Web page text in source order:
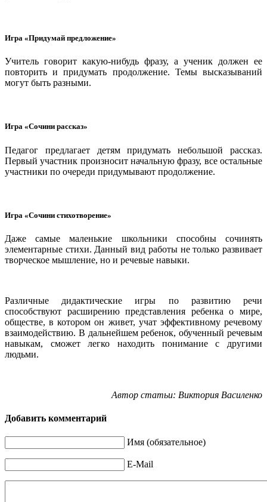
Игра «Придумай предложение»
Учитель говорит какую-нибудь фразу, а ученик должен ее
повторить и придумать продолжение. Темы высказываний
могут быть разными.
Игра «Сочини рассказ»
Педагог предлагает детям придумать небольшой рассказ.
Первый участник произносит начальную фразу, все остальные
участники по очереди придумывают продолжение.
Игра «Сочини стихотворение»
Даже самые маленькие школьники способны сочинять
элементарные стихи. Данный вид работы не только развивает
творческое мышление, но и речевые навыки.
Различные дидактические игры по развитию речи
способствуют расширению представления ребенка о мире,
обществе, в котором он живет, учат эффективному речевому
взаимодействию. В дальнейшем ребенок, обученный речевым
навыкам, сможет легко находить понимание с другими
людьми.
Автор статьи: Виктория Василенко
Добавить комментарий
Имя (обязательное)
E-Mail